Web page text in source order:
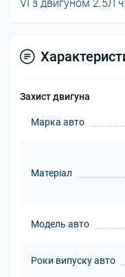
VI з двигуном 2.5Л
Захист двигуна
Марка авто
Матеріал
Модель авто
Роки випуску авто